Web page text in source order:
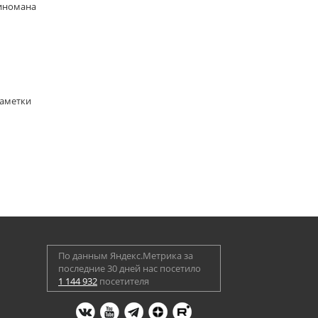
По данным Яндекс.Метрика за
последние 30 дней нас посетило
1 144 932 посетителя